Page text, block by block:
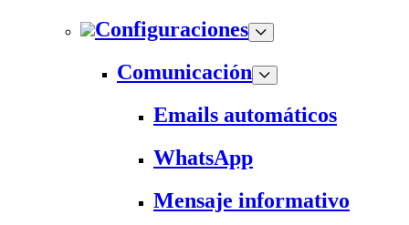
Configuraciones
Comunicación
Emails automáticos
WhatsApp
Mensaje informativo